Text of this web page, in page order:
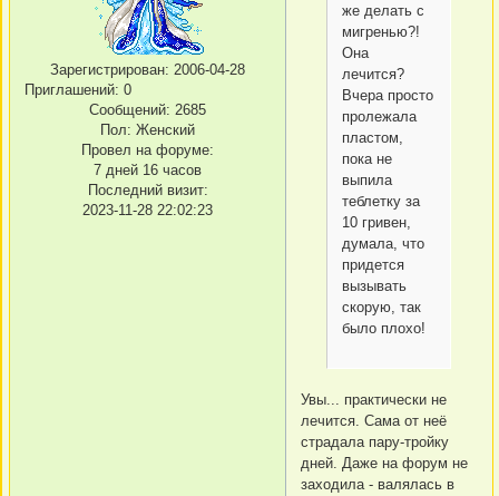
Зарегистрирован: 2006-04-28
Приглашений: 0
Сообщений: 2685
Пол: Женский
Провел на форуме:
7 дней 16 часов
Последний визит:
2023-11-28 22:02:23
же делать с
мигренью?!
Она
лечится?
Вчера просто
пролежала
пластом,
пока не
выпила
теблетку за
10 гривен,
думала, что
придется
вызывать
скорую, так
было плохо!
Увы... практически не
лечится. Сама от неё
страдала пару-тройку
дней. Даже на форум не
заходила - валялась в